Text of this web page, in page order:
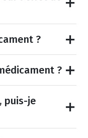
?
?
puis-je